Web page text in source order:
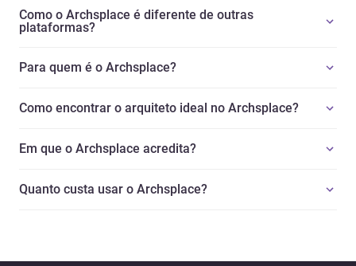
Como o Archsplace é diferente de outras
plataformas?
Para quem é o Archsplace?
Como encontrar o arquiteto ideal no Archsplace?
Em que o Archsplace acredita?
Quanto custa usar o Archsplace?